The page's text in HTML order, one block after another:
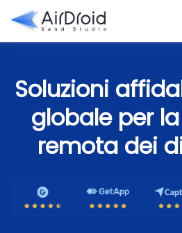
Soluzioni
globale per
remota dei